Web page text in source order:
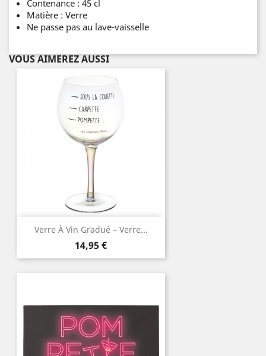
Contenance : 45 cl
Matière : Verre
Ne passe pas au lave-vaisselle
VOUS AIMEREZ AUSSI
Verre À Vin Gradué – Verre...
Prix
14,95 €